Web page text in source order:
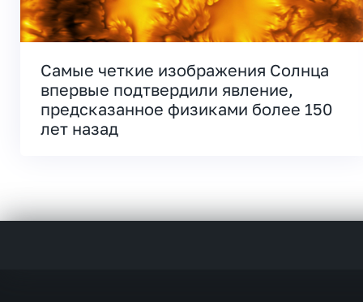
Самые четкие изображения Солнца
впервые подтвердили явление,
предсказанное физиками более 150
лет назад